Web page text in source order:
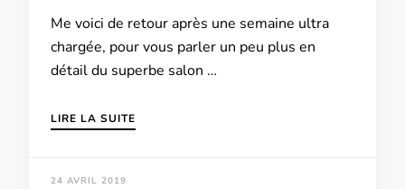
Me voici de retour après une semaine ultra
chargée, pour vous parler un peu plus en
détail du superbe salon …
LIRE LA SUITE
24 AVRIL 2019